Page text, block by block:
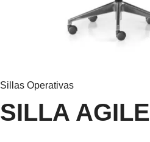
Sillas Operativas
SILLA AGILE